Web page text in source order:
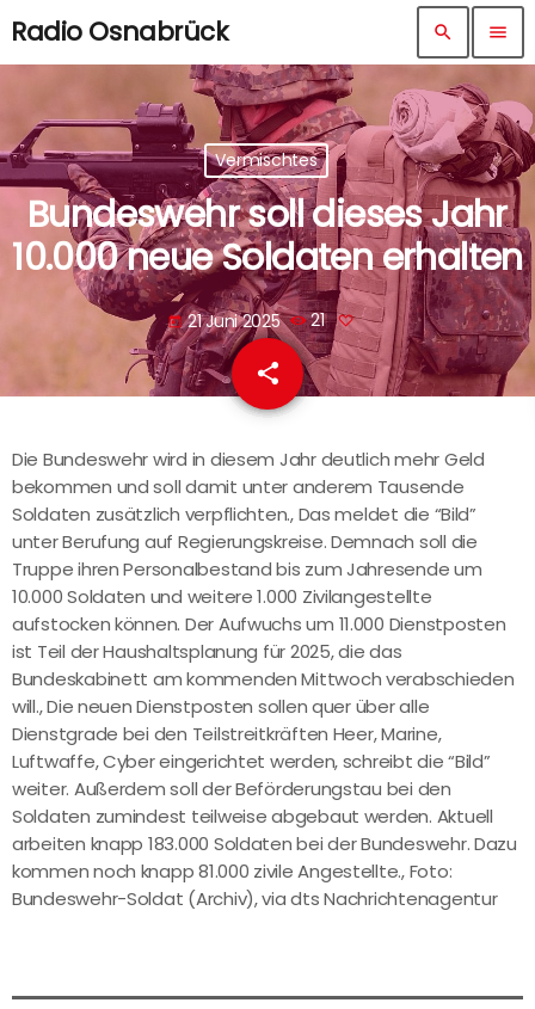
Radio Osnabrück search menu
Vermischtes
Bundeswehr soll dieses Jahr
10.000 neue Soldaten erhalten
today 21 Juni 2025 21
share
email
Die Bundeswehr wird in diesem Jahr deutlich mehr Geld
bekommen und soll damit unter anderem Tausende
Soldaten zusätzlich verpflichten., Das meldet die “Bild”
unter Berufung auf Regierungskreise. Demnach soll die
Truppe ihren Personalbestand bis zum Jahresende um
10.000 Soldaten und weitere 1.000 Zivilangestellte
aufstocken können. Der Aufwuchs um 11.000 Dienstposten
ist Teil der Haushaltsplanung für 2025, die das
Bundeskabinett am kommenden Mittwoch verabschieden
will., Die neuen Dienstposten sollen quer über alle
Dienstgrade bei den Teilstreitkräften Heer, Marine,
Luftwaffe, Cyber eingerichtet werden, schreibt die “Bild”
weiter. Außerdem soll der Beförderungstau bei den
Soldaten zumindest teilweise abgebaut werden. Aktuell
arbeiten knapp 183.000 Soldaten bei der Bundeswehr. Dazu
kommen noch knapp 81.000 zivile Angestellte., Foto:
Bundeswehr-Soldat (Archiv), via dts Nachrichtenagentur